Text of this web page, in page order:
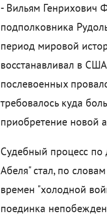
- Вильям Генрихович
подполковника
период мировой
восстанавливал в
послевоенных
требовалось куда
приобретение новой
Судебный процесс
Абеля" стал, по
времен "холодной
поединка